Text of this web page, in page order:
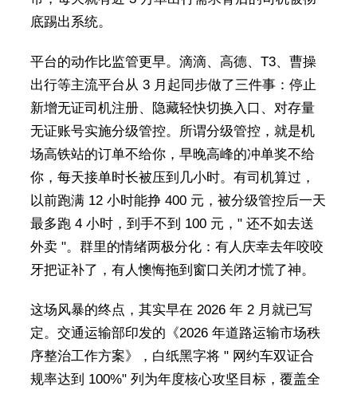
底踢出系统。
平台的动作比监管更早。滴滴、高德、T3、曹操
出行等主流平台从 3 月起同步做了三件事：停止
新增无证司机注册、隐藏轻快切换入口、对存量
无证账号实施分级管控。所谓分级管控，就是机
场高铁站的订单不给你，早晚高峰的冲单奖不给
你，每天接单时长被压到几小时。有司机算过，
以前跑满 12 小时能挣 400 元，被分级管控后一天
最多跑 4 小时，到手不到 100 元，" 还不如去送
外卖 "。群里的情绪两极分化：有人庆幸去年咬咬
牙把证补了，有人懊悔拖到窗口关闭才慌了神。
这场风暴的终点，其实早在 2026 年 2 月就已写
定。交通运输部印发的《2026 年道路运输市场秩
序整治工作方案》，白纸黑字将 " 网约车双证合
规率达到 100%" 列为年度核心攻坚目标，覆盖全